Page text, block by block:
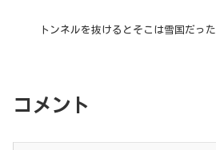
トンネルを抜けるとそこは雪国だった
コメント